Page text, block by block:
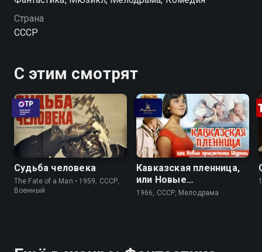
Страна
СССР
С этим смотрят
Судьба человека
The Fate of a Man • 1959, СССР,
Военный
Кавказская пленница,
или Новые
приключения Шурика
1966, СССР, Мелодрама